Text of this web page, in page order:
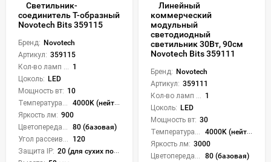
Светильник-
соединитель Т-образный
Novotech Bits 359115
Бренд: Novotech
Артикул: 359115
Кол-во ламп или LED: 1
Цоколь: LED
Мощность вт: 10
Температура света:
4000K (нейтральный)
Яркость лм: 900
Цветопередача (CRI):
80 (базовая)
Угол рассеивания света °:
120
Защита IP: 20 (для сухих пом.)
Линейный
коммерческий
модульный
светодиодный
светильник 30Вт, 90см
Novotech Bits 359111
Бренд: Novotech
Артикул: 359111
Кол-во ламп или LED: 1
Цоколь: LED
Мощность вт: 30
Температура света:
4000K (нейтральный)
Яркость лм: 3000
Цветопередача (CRI):
80 (базовая)